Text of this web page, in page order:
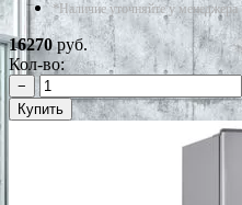
*Наличие уточняйте у менеджера
16270руб.
Кол-во:
−
Купить